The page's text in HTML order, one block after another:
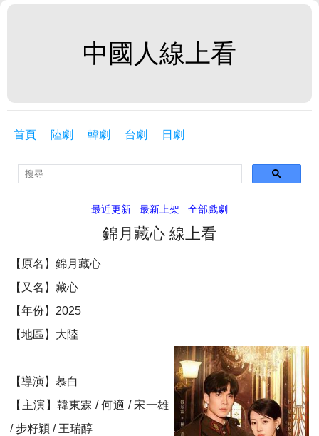
中國人線上看
首頁 陸劇 韓劇 台劇 日劇
最近更新 最新上架 全部戲劇
錦月藏心 線上看
【原名】錦月藏心
【又名】藏心
【年份】2025
【地區】大陸
【導演】慕白
【主演】韓東霖 / 何適 / 宋一雄
/ 步籽穎 / 王瑞醇